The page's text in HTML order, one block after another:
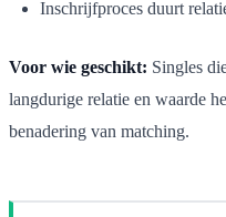
Inschrijfproces duurt
Voor wie geschikt: Singles
langdurige relatie en waarde
benadering van matching.